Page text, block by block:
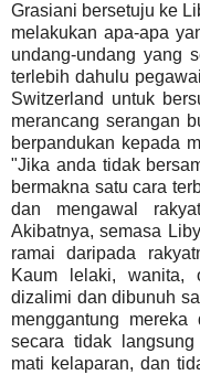
Grasiani bersetuju ke
melakukan apa-apa
undang-undang yang
terlebih dahulu
Switzerland untuk
merancang serangan
berpandukan kepada
"Jika anda tidak
bermakna satu cara
dan mengawal
Akibatnya, semasa
ramai daripada
Kaum lelaki, wanita,
dizalimi dan dibunuh
menggantung
secara tidak
mati kelaparan, dan